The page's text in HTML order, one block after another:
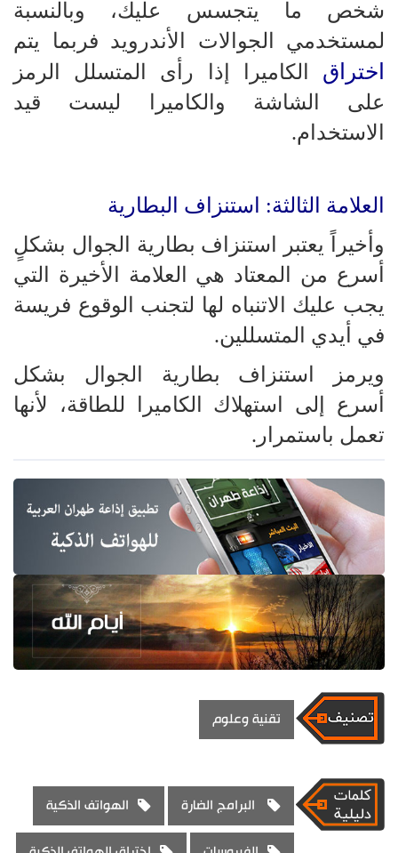
شخص ما يتجسس عليك، وبالنسبة
لمستخدمي الجوالات الأندرويد فربما يتم
اختراق الكاميرا إذا رأى المتسلل الرمز
على الشاشة والكاميرا ليست قيد
الاستخدام.
العلامة الثالثة: استنزاف البطارية
وأخيراً يعتبر استنزاف بطارية الجوال بشكلٍ
أسرع من المعتاد هي العلامة الأخيرة التي
يجب عليك الاتنباه لها لتجنب الوقوع فريسة
في أيدي المتسللين.
ويرمز استنزاف بطارية الجوال بشكل
أسرع إلى استهلاك الكاميرا للطاقة، لأنها
تعمل باستمرار.
تقنية وعلوم
البرامج الضارة الهواتف الذكية